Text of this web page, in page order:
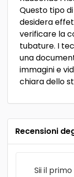
Questo tipo
desidera
verificare la
tubature. I
una
immagini e
chiara dello
Recensioni
Sii il